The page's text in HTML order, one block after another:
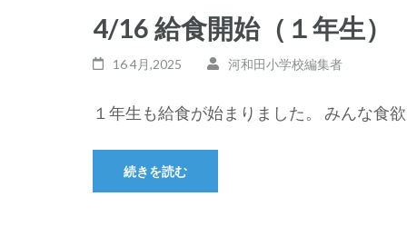
4/16 給食開始（１年生）
16 4月,2025 河和田小学校編集者
１年生も給食が始まりました。 みんな食
続きを読む